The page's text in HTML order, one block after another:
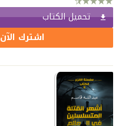
تحميل الكتاب
اشترك الآن